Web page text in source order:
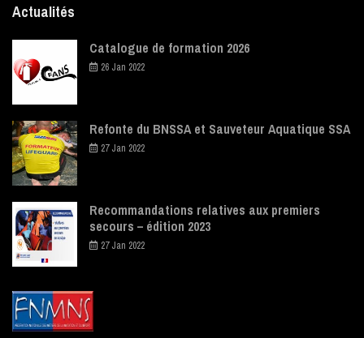
Actualités
Catalogue de formation 2026
26 Jan 2022
Refonte du BNSSA et Sauveteur Aquatique SSA
27 Jan 2022
Recommandations relatives aux premiers
secours – édition 2023
27 Jan 2022